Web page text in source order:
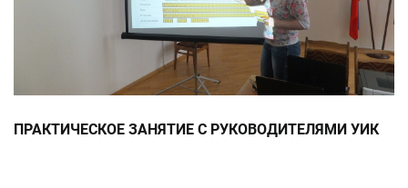
ПРАКТИЧЕСКОЕ ЗАНЯТИЕ С РУКОВОДИТЕЛЯМИ УИК